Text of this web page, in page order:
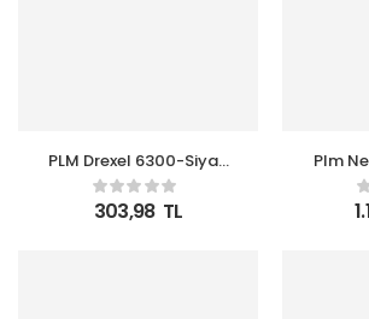
PLM Drexel 6300-Siyah
-15,6″ Notebook
Çantası
303,98 TL
Plm